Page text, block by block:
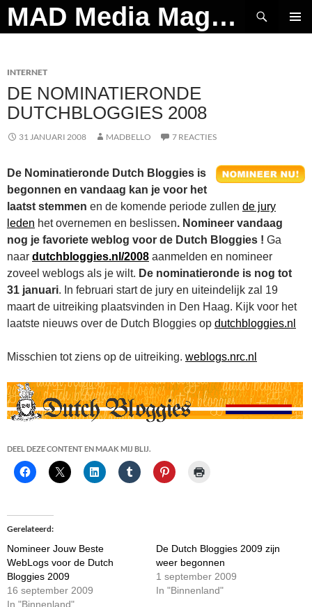
Ga
naar
MAD Media Magazine
Zoeken
INTERNET
DE NOMINATIERONDE
DUTCHBLOGGIES 2008
31 JANUARI 2008 MADBELLO 7 REACTIES
De Nominatieronde Dutch Bloggies is
begonnen en vandaag kan je voor het
laatst stemmen en de komende periode zullen de jury
leden het overnemen en beslissen. Nomineer vandaag
nog je favoriete weblog voor de Dutch Bloggies ! Ga
naar dutchbloggies.nl/2008 aanmelden en nomineer
zoveel weblogs als je wilt. De nominatieronde is nog tot
31 januari. In februari start de jury en uiteindelijk zal 19
maart de uitreiking plaatsvinden in Den Haag. Kijk voor het
laatste nieuws over de Dutch Bloggies op dutchbloggies.nl
Misschien tot ziens op de uitreiking. weblogs.nrc.nl
DEEL DEZE CONTENT EN MAAK MIJ BLIJ.
Gerelateerd
Nomineer Jouw Beste
WebLogs voor de Dutch
Bloggies 2009
16 september 2009
In "Binnenland"
De Dutch Bloggies 2009 zijn
weer begonnen
1 september 2009
In "Binnenland"